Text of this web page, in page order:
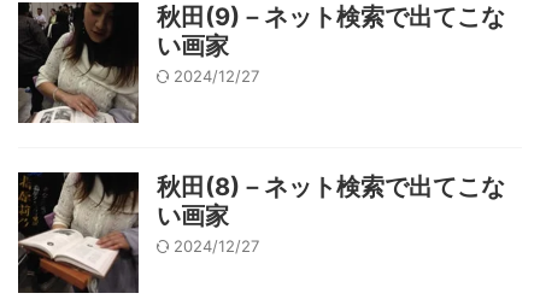
秋田(9)－ネット検索で出てこな
い画家
2024/12/27
秋田(8)－ネット検索で出てこな
い画家
2024/12/27